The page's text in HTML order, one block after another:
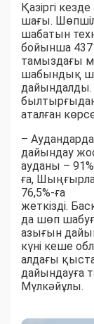
Қазіргі
шағы.
шабатын
бойынша
тамыздағы
шабындық
аталған
–
дайындау
ауданы –
ға,
76,5%-ға
жеткізді.
да шөп
азығын
күні кеше
алдағы
дайындауға
Мүлкәйұлы.